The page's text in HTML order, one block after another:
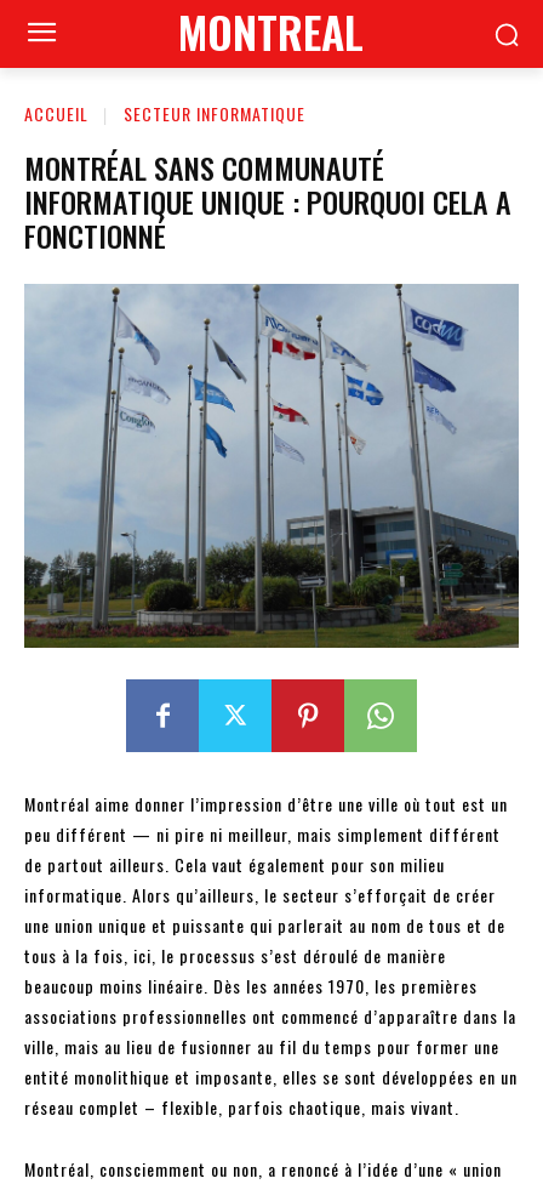
MONTREAL
ACCUEIL SECTEUR INFORMATIQUE
MONTRÉAL SANS COMMUNAUTÉ
INFORMATIQUE UNIQUE : POURQUOI CELA A
FONCTIONNÉ
Montréal aime donner l’impression d’être une ville où tout est un
peu différent — ni pire ni meilleur, mais simplement différent
de partout ailleurs. Cela vaut également pour son milieu
informatique. Alors qu’ailleurs, le secteur s’efforçait de créer
une union unique et puissante qui parlerait au nom de tous et de
tous à la fois, ici, le processus s’est déroulé de manière
beaucoup moins linéaire. Dès les années 1970, les premières
associations professionnelles ont commencé d’apparaître dans la
ville, mais au lieu de fusionner au fil du temps pour former une
entité monolithique et imposante, elles se sont développées en un
réseau complet – flexible, parfois chaotique, mais vivant.
Montréal, consciemment ou non, a renoncé à l’idée d’une « union